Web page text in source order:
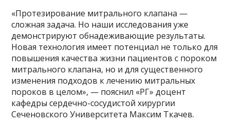
«Протезирование митрального клапана —
сложная задача. Но наши исследования уже
демонстрируют обнадеживающие результаты.
Новая технология имеет потенциал не только для
повышения качества жизни пациентов с пороком
митрального клапана, но и для существенного
изменения подходов к лечению митральных
пороков в целом», — пояснил «РГ» доцент
кафедры сердечно-сосудистой хирургии
Сеченовского Университета Максим Ткачев.